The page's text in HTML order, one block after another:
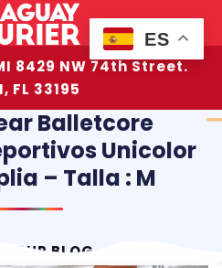
8429 NW 74th Street.
FL 33195
Balletcore
Unicolor
– Talla : M
OUR BLOG
ES